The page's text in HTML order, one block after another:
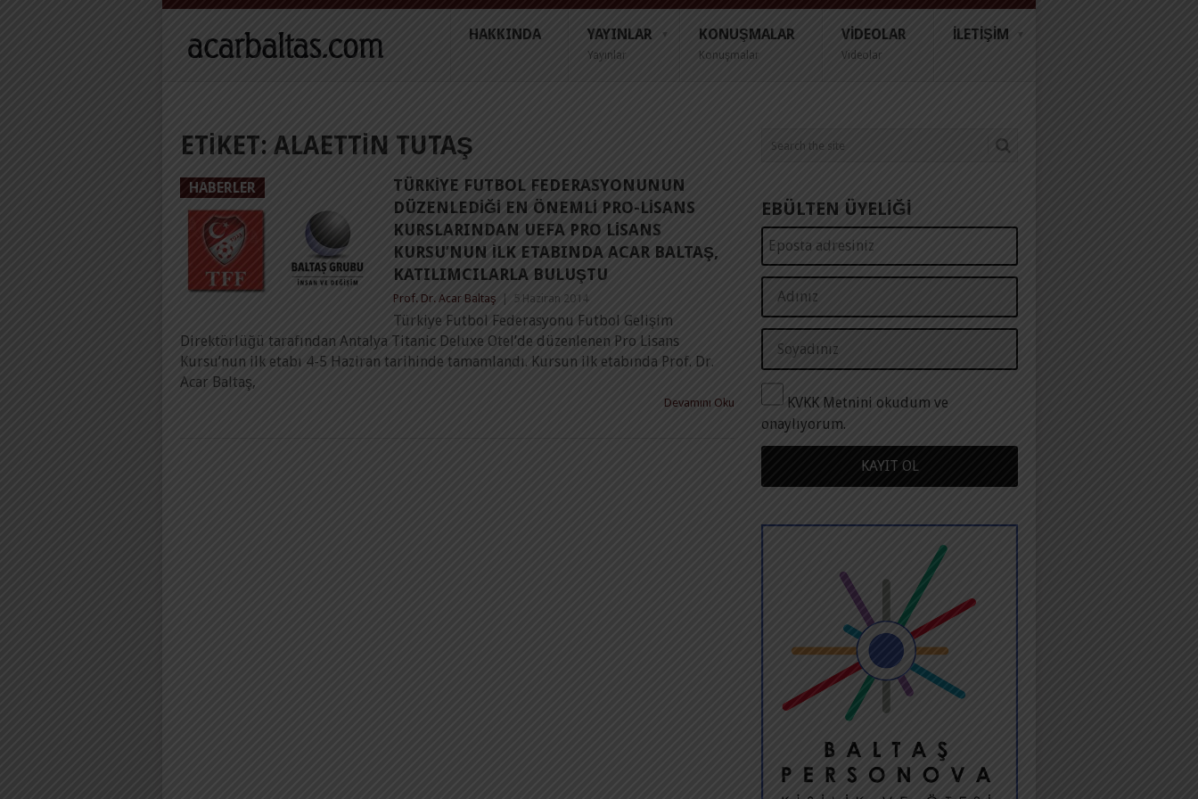
HAKKINDA YAYINLAR
Yayınlar
KONUŞMALAR
Konuşmalar
VIDEOLAR
Videolar
İLETIŞIM
ETIKET: ALAETTIN TUTAŞ
HABERLER
TÜRKIYE FUTBOL FEDERASYONUNUN
DÜZENLEDIĞI EN ÖNEMLI PRO-LISANS
KURSLARINDAN UEFA PRO LISANS
KURSU’NUN İLK ETABINDA ACAR BALTAŞ,
KATILIMCILARLA BULUŞTU
Prof. Dr. Acar Baltaş 5 Haziran 2014
Türkiye Futbol Federasyonu Futbol Gelişim
Direktörlüğü tarafından Antalya Titanic Deluxe Otel’de düzenlenen Pro Lisans
Kursu’nun ilk etabı 4-5 Haziran tarihinde tamamlandı. Kursun ilk etabında Prof. Dr.
Acar Baltaş,
Devamını Oku
EBÜLTEN ÜYELİĞİ
KVKK Metnini okudum ve
onaylıyorum.